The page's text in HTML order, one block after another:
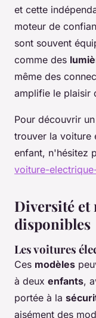
et cette
moteur de
sont souvent
comme des
même des
amplifie le plaisir
Pour découvrir
trouver la voiture
enfant, n'hésitez
voiture-
Diversité et
disponibles
Les voitures
Ces modèles
à deux enfants,
portée à la
aisément des